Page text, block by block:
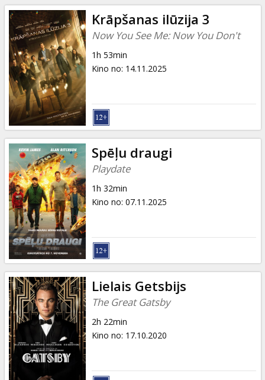
B2B
Kino
Klubs
Krāpšanas ilūzija 3
Now You See Me: Now You Don't
1h 53min
Kino no: 14.11.2025
Spēļu draugi
Playdate
1h 32min
Kino no: 07.11.2025
Lielais Getsbijs
The Great Gatsby
2h 22min
Kino no: 17.10.2020